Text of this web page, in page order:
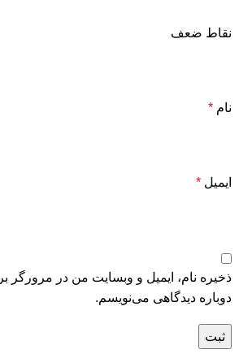
نقاط ضعف
نام *
ایمیل *
ذخیره نام، ایمیل و وبسایت من در مرورگر
دوباره دیدگاهی می‌نویسم.